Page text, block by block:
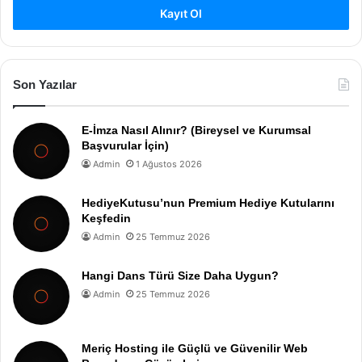
Kayıt Ol
Son Yazılar
E-İmza Nasıl Alınır? (Bireysel ve Kurumsal
Başvurular İçin)
Admin 1 Ağustos 2026
HediyeKutusu’nun Premium Hediye Kutularını
Keşfedin
Admin 25 Temmuz 2026
Hangi Dans Türü Size Daha Uygun?
Admin 25 Temmuz 2026
Meriç Hosting ile Güçlü ve Güvenilir Web